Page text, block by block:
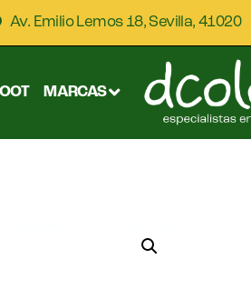
Av. Emilio Lemos 18, Sevilla, 41020
MARCAS